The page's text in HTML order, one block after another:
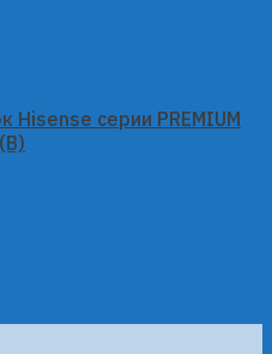
Hisense серии PREMIUM